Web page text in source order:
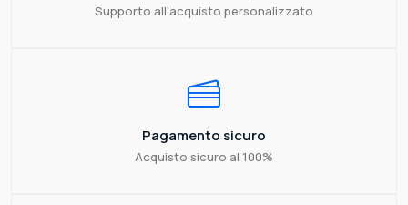
Supporto all'acquisto personalizzato
Pagamento sicuro
Acquisto sicuro al 100%